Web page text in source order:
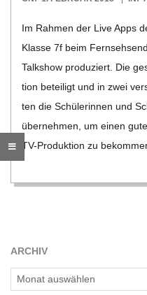
O
R
E
-
G
O
L
D
Im Rah­men der Live Apps
Klasse 7f beim
Talk­show pro­du­ziert. Die
tion betei­ligt und in zwei
ten die Schü­le­rin­nen und
über­neh­men, um einen
TV-Pro­­duk­­tion zu
ARCHIV
Archiv